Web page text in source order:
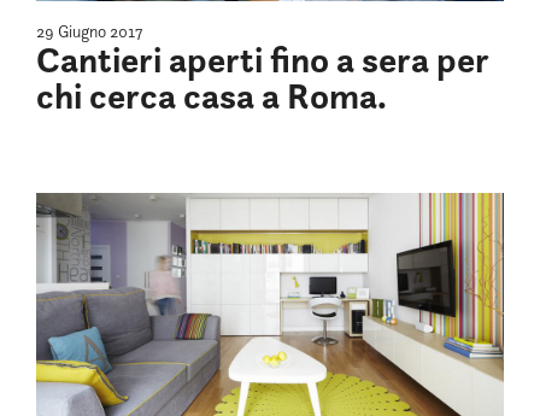
29 Giugno 2017
Cantieri aperti fino a sera per
chi cerca casa a Roma.